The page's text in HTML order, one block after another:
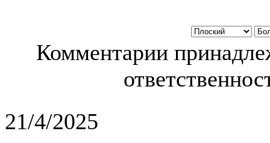
Комментарии
21/4/2025